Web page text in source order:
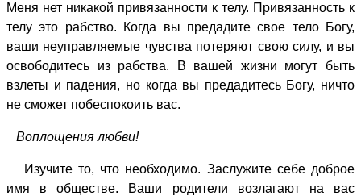
Меня нет никакой привязанности к телу. Привязанность к
телу это рабство. Когда вы предадите свое тело Богу,
ваши неуправляемые чувства потеряют свою силу, и вы
освободитесь из рабства. В вашей жизни могут быть
взлеты и падения, но когда вы предадитесь Богу, ничто
не сможет побеспокоить вас.
Воплощения любви!
Изучите то, что необходимо. Заслужите себе доброе
имя в обществе. Ваши родители возлагают на вас